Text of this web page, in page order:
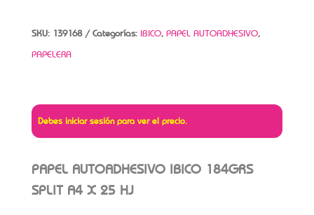
SKU: 139168 Categorías: IBICO, PAPEL AUTOADHESIVO,
PAPELERA
Debes iniciar sesión para ver el precio.
PAPEL AUTOADHESIVO IBICO 184GRS
SPLIT A4 X 25 HJ